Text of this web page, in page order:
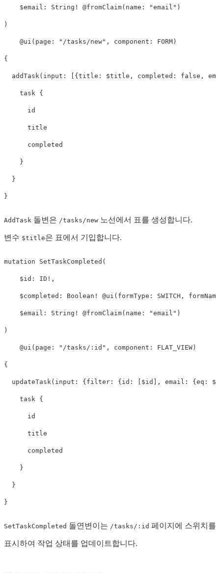
$email : String ! @fromClaim( name : "email" )
)
@ui ( page : "/tasks/new" , component : FORM )
{
addTask( input : [{ title : $title , completed : false ,
task {
id
title
completed
}
}
}
AddTask 돌변은 /tasks/new 노선에서 표를 생성합니다.
변수 $title은 표에서 기입합니다.
mutation SetTaskCompleted (
$id : ID !,
$completed : Boolean ! @ui ( formType : SWITCH , formName
$email : String ! @fromClaim( name : "email" )
)
@ui ( page : "/tasks/:id" , component : FLAT_VIEW )
{
updateTask( input : { filter : { id : $id ], email : { eq :
task {
id
title
completed
}
}
}
SetTaskCompleted 돌연변이는 /tasks/:id 페이지에 스위치를
표시하여 작업 상태를 업데이트합니다.